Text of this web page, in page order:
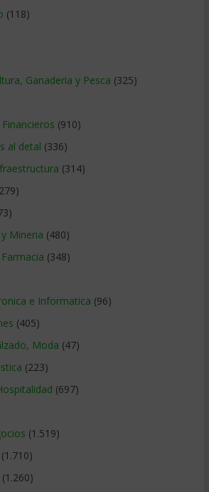
(118)
Ganaderia y Pesca (325)
(910)
al detal (336)
(314)
Mineria (480)
(348)
e Informatica (96)
(405)
Moda (47)
(223)
(697)
(1.519)
(1.710)
(1.260)